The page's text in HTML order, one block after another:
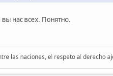
нас всех. Понятно.
las naciones, el respeto al derecho